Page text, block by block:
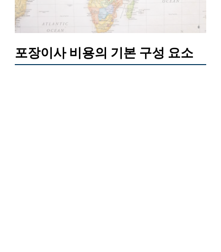
포장이사 비용의 기본 구성 요소